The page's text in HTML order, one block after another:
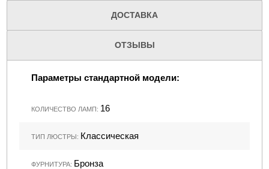
ДОСТАВКА
ОТЗЫВЫ
Параметры стандартной модели:
КОЛИЧЕСТВО ЛАМП: 16
ТИП ЛЮСТРЫ: Классическая
ФУРНИТУРА: Бронза